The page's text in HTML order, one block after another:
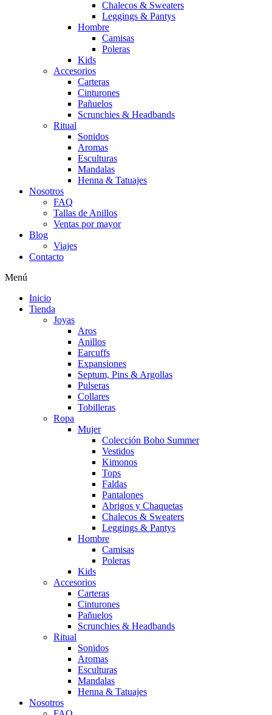
Chalecos & Sweaters
Leggings & Pantys
Hombre
Camisas
Poleras
Kids
Accesorios
Carteras
Cinturones
Pañuelos
Scrunchies & Headbands
Ritual
Sonidos
Aromas
Esculturas
Mandalas
Henna & Tatuajes
Nosotros
FAQ
Tallas de Anillos
Ventas por mayor
Blog
Viajes
Contacto
Menú
Inicio
Tienda
Joyas
Aros
Anillos
Earcuffs
Expansiones
Septum, Pins & Argollas
Pulseras
Collares
Tobilleras
Ropa
Mujer
Colección Boho Summer
Vestidos
Kimonos
Tops
Faldas
Pantalones
Abrigos y Chaquetas
Chalecos & Sweaters
Leggings & Pantys
Hombre
Camisas
Poleras
Kids
Accesorios
Carteras
Cinturones
Pañuelos
Scrunchies & Headbands
Ritual
Sonidos
Aromas
Esculturas
Mandalas
Henna & Tatuajes
Nosotros